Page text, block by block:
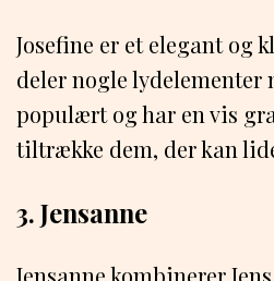
Josefine er et elegant og
deler nogle lydelementer
populært og har en vis
tiltrække dem, der kan
3. Jensanne
Jensanne kombinerer